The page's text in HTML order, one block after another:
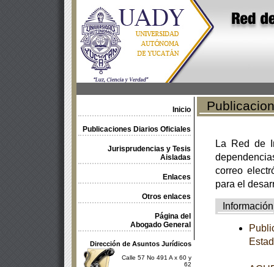
Inicio
Publicaciones Diarios Oficiales
Jurisprudencias y Tesis
Aisladas
Enlaces
Otros enlaces
Página del
Abogado General
Dirección de Asuntos Jurídicos
Calle 57 No 491 A x 60 y
62
La Red de
correo
para el
Información